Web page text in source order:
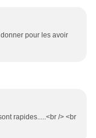
pour les avoir
rapides.....<br /> <br